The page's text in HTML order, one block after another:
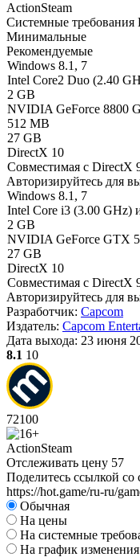
ActionSteam
Системные требования
Минимальные
Рекомендуемые
Windows 8.1, 7
Intel Core2 Duo (2.40
2 GB
NVIDIA GeForce 8800
512 MB
27 GB
DirectX 10
Совместимая с DirectX
Авторизируйтесь для
Windows 8.1, 7
Intel Core i3 (3.00 GHz)
2 GB
NVIDIA GeForce GTX
27 GB
DirectX 10
Совместимая с DirectX
Авторизируйтесь для
Разработчик: Capcom
Издатель: Capcom
Дата выхода: 23 июня
8.1 10
72100
ActionSteam
Отслеживать цену 57
Поделитесь ссылкой со
https://hot.game/ru-ru/
Обычная
На цены
На системные
На график